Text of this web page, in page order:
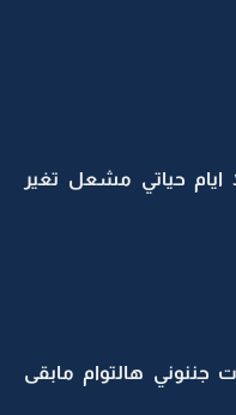
حياتي مشعل تغير
صار عمرهم 3 سنوات جننوني هالتوام مابقى